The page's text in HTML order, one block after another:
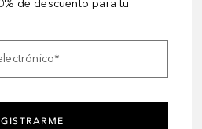
de descuento para tu
*